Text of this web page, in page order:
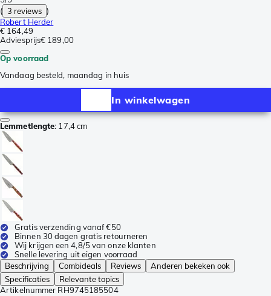
( 3 reviews )
Robert Herder
€ 164,49
Adviesprijs€ 189,00
Op voorraad
Vandaag besteld, maandag in huis
In winkelwagen
Lemmetlengte: 17,4 cm
Gratis verzending vanaf €50
Binnen 30 dagen gratis retourneren
Wij krijgen een 4,8/5 van onze klanten
Snelle levering uit eigen voorraad
Beschrijving
Combideals Reviews
Anderen bekeken ook
Specificaties
Relevante topics
Artikelnummer RH9745185504